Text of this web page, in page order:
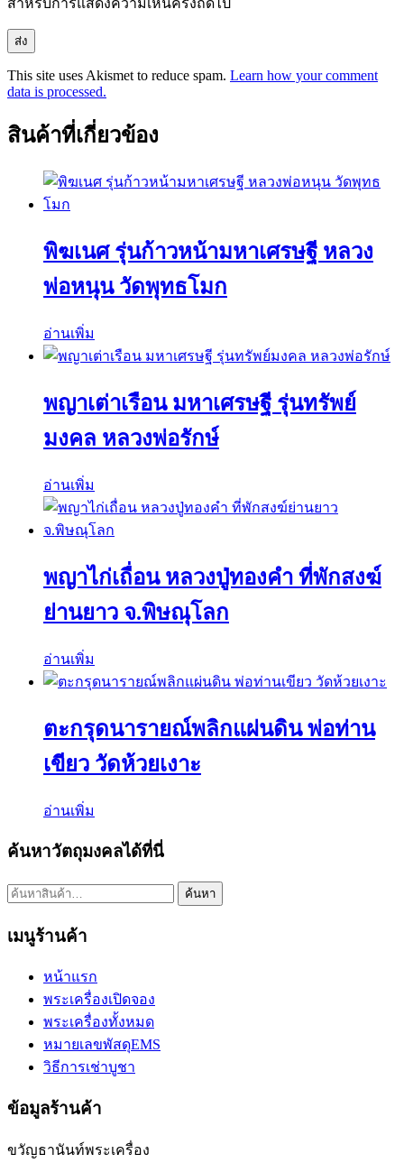
This site uses Akismet to reduce spam. Learn how your comment
data is processed.
สินค้าที่เกี่ยวข้อง
พิฆเนศ รุ่นก้าวหน้ามหาเศรษฐี หลวง
พ่อหนุน วัดพุทธโมก
อ่านเพิ่ม
พญาเต่าเรือน มหาเศรษฐี รุ่นทรัพย์
มงคล หลวงพ่อรักษ์
อ่านเพิ่ม
พญาไก่เถื่อน หลวงปู่ทองคำ ที่พักสงฆ์
ย่านยาว จ.พิษณุโลก
อ่านเพิ่ม
ตะกรุดนารายณ์พลิกแผ่นดิน พ่อท่าน
เขียว วัดห้วยเงาะ
อ่านเพิ่ม
ค้นหาวัตถุมงคลได้ที่นี่
ค้นหา: ค้นหา
เมนูร้านค้า
หน้าแรก
พระเครื่องเปิดจอง
พระเครื่องทั้งหมด
หมายเลขพัสดุEMS
วิธีการเช่าบูชา
ข้อมูลร้านค้า
ขวัญธานันท์พระเครื่อง